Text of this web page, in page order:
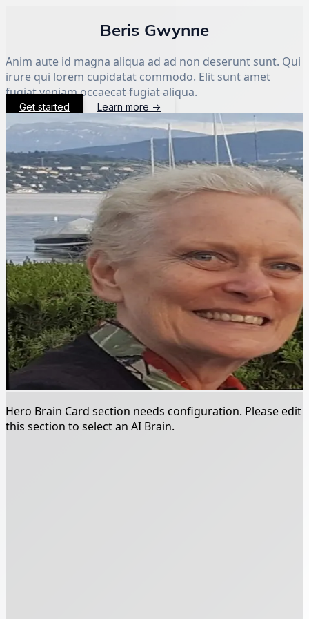
Beris Gwynne
Anim aute id magna aliqua ad ad non deserunt sunt. Qui
irure qui lorem cupidatat commodo. Elit sunt amet
fugiat veniam occaecat fugiat aliqua.
Get started Learn more →
Hero Brain Card section needs configuration. Please edit
this section to select an AI Brain.